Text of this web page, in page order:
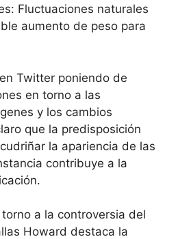
Fluctuaciones naturales
aumento de peso para
Twitter poniendo de
en torno a las
y los cambios
que la predisposición
la apariencia de las
contribuye a la
a la controversia del
Howard destaca la